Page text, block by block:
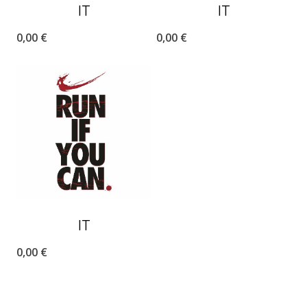
IT
0,00 €
IT
0,00 €
IT
0,00 €